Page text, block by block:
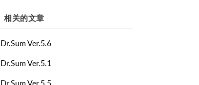
相关的文章
Dr.Sum Ver.5.6
Dr.Sum Ver.5.1